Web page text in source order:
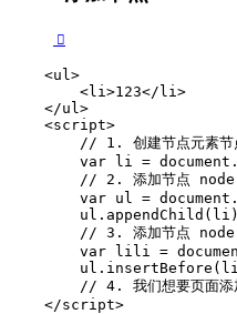
    <ul>
        <li>123</li>
    </ul>
    <script>
// 1. 创建节点元素节
var li =
// 2. 添加节点
var ul =
// 3. 添加节点
var lili =
// 4. 我们想要页面添
    </script>